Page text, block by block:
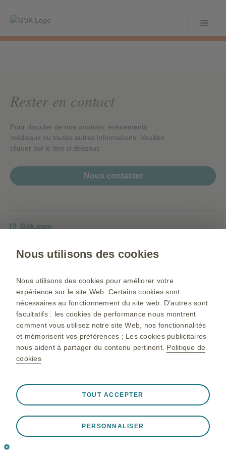
Rester en contact
Pour discuter de nos produits, événements
médicaux ou toutes autres informations. Veuillez
cliquer sur le lien ci dessous
Nous contacter
Gsk.com
Conditions d’utilisation
Déclaration de confidentialité
Politique de cookie
©2025 GlaxoSmithKline Maroc Ain El Aouda Région de Rabat
Pour toutes informations complémentaires, veuillez Contacter
GlaxoSmithKline Maroc : N° 49-52 sis au 13ème étage de
l’immeuble Capital Tower sis Angle Boulevard Moulay Abdellah
Tél : +212 522 043 888, +212 522 480 002 Fax : +212 522 480
041
Nous utilisons des cookies
Nous utilisons des cookies pour améliorer votre
expérience sur le site Web. Certains cookies sont
nécessaires au fonctionnement du site web. D’autres sont
facultatifs : les cookies de performance nous montrent
comment vous utilisez notre site Web, nos fonctionnalités
et mémorisent vos préférences ; Les cookies publicitaires
nous aident à partager du contenu pertinent. Politique de
cookies
❮
le stockage des données de session lors d'une visite sur
le site, la gestion des préférences de cookies et de
PERSONNALISER
TOUT ACCEPTER